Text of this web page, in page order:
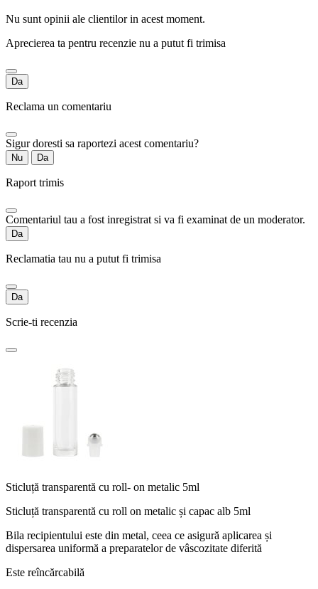
Nu sunt opinii ale clientilor in acest moment.
Aprecierea ta pentru recenzie nu a putut fi trimisa
Da
Reclama un comentariu
Sigur doresti sa raportezi acest comentariu?
Nu Da
Raport trimis
Comentariul tau a fost inregistrat si va fi examinat de un moderator.
Da
Reclamatia tau nu a putut fi trimisa
Da
Scrie-ti recenzia
Sticluță transparentă cu roll- on metalic 5ml
Sticluță transparentă cu roll on metalic și capac alb 5ml
Bila recipientului este din metal, ceea ce asigură aplicarea și
dispersarea uniformă a preparatelor de vâscozitate diferită
Este reîncărcabilă